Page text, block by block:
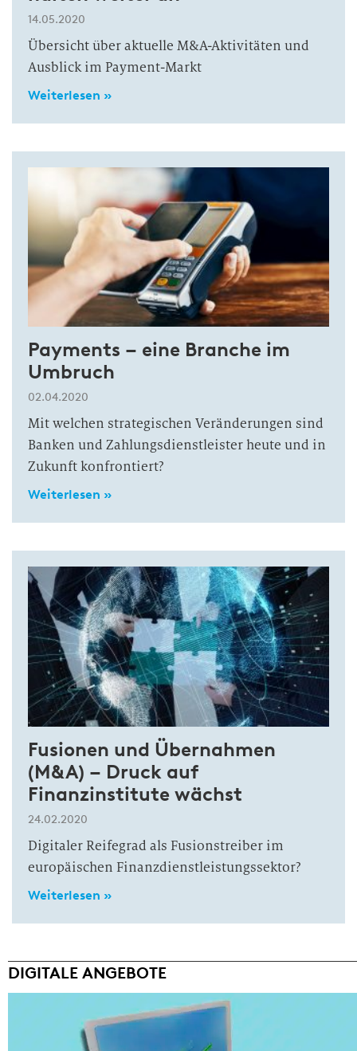
14.05.2020
Übersicht über aktuelle M&A-Aktivitäten und
Ausblick im Payment-Markt
Weiterlesen »
Payments – eine Branche im
Umbruch
02.04.2020
Mit welchen strategischen Veränderungen sind
Banken und Zahlungsdienstleister heute und in
Zukunft konfrontiert?
Weiterlesen »
Fusionen und Übernahmen
(M&A) – Druck auf
Finanzinstitute wächst
24.02.2020
Digitaler Reifegrad als Fusionstreiber im
europäischen Finanzdienstleistungssektor?
Weiterlesen »
DIGITALE ANGEBOTE